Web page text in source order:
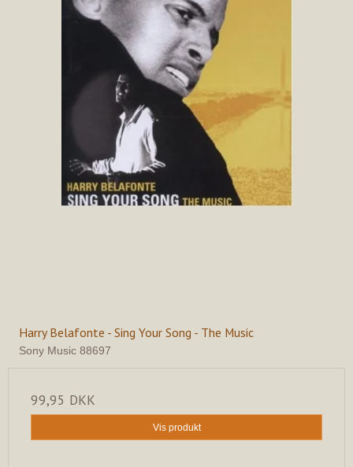
Harry Belafonte - Sing Your Song - The Music
Sony Music 88697
99,95 DKK
Vis produkt